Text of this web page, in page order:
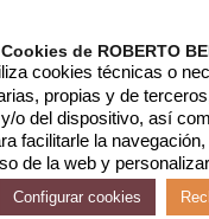
de ROBERTO
cookies técnicas o
propias y de
o del dispositivo, así
facilitarle la
de la web y
Configurar cookies